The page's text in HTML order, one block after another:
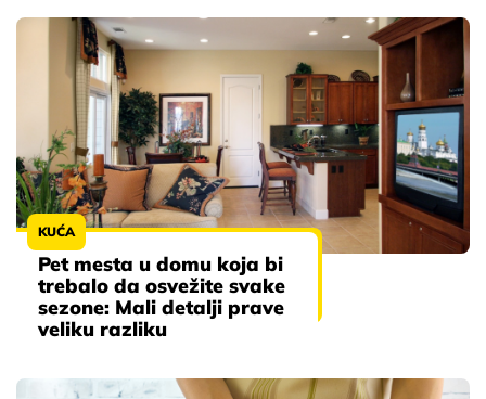
KUĆA
Pet mesta u domu koja bi
trebalo da osvežite svake
sezone: Mali detalji prave
veliku razliku